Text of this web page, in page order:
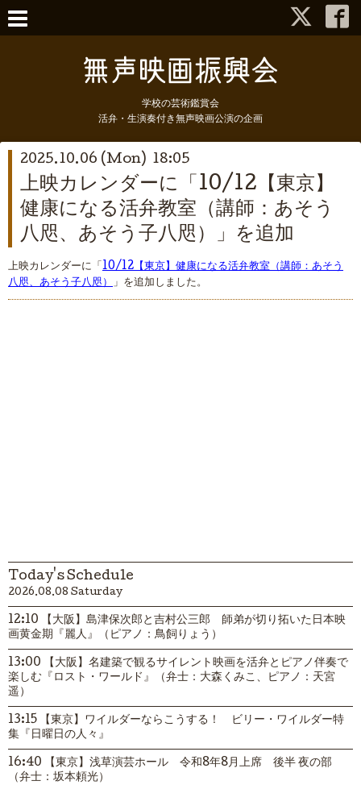
学校の芸術鑑賞会
活弁・生演奏付き無声映画公演の企画
2025.10.06 (Mon) 18:05
上映カレンダーに「10/12【東京】
健康になる活弁教室（講師：あそう
八咫、あそう子八咫）」を追加
上映カレンダーに「 10/12【東京】健康になる活弁教室（講師：あそう
八咫、あそう子八咫） 」を追加しました。
Today's Schedule
2026.08.08 Saturday
12:10 【大阪】島津保次郎と吉村公三郎 師弟が切り拓いた日本映
画黄金期『麗人』（ピアノ：鳥飼りょう）
13:00 【大阪】名建築で観るサイレント映画を活弁とピアノ伴奏で
楽しむ『ロスト・ワールド』（弁士：大森くみこ、ピアノ：天宮
遥）
13:15 【東京】ワイルダーならこうする！ ビリー・ワイルダー特
集『日曜日の人々』
16:40 【東京】浅草演芸ホール 令和8年8月上席 後半 夜の部
（弁士：坂本頼光）